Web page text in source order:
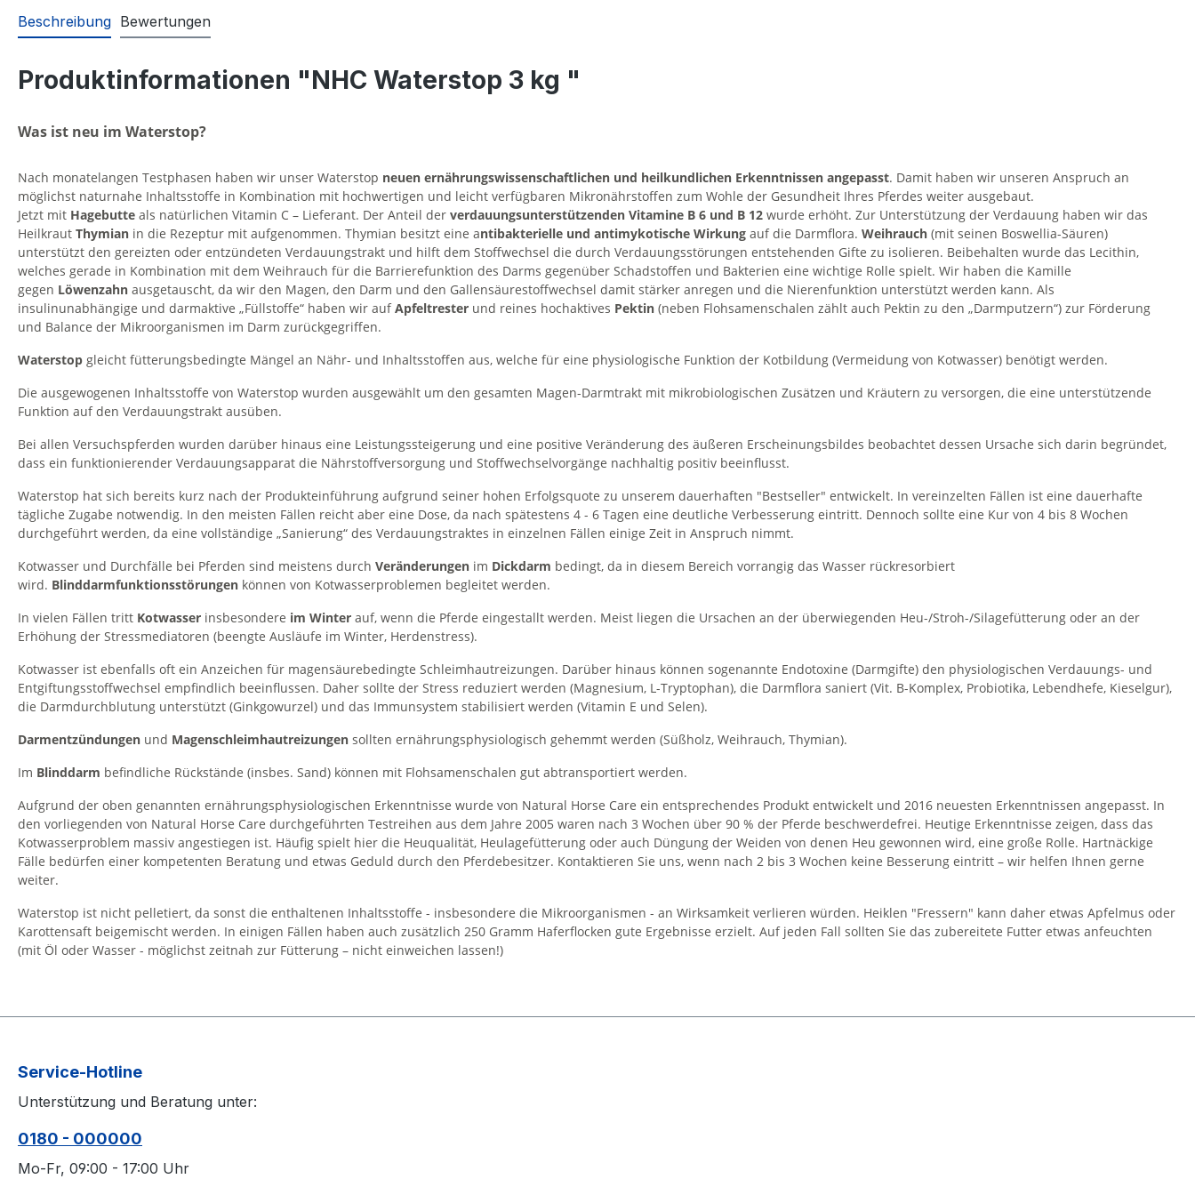
Beschreibung Bewertungen
Produktinformationen "NHC Waterstop 3 kg "
Was ist neu im Waterstop?
Nach monatelangen Testphasen haben wir unser Waterstop neuen ernährungswissenschaftlichen und heilkundlichen Erkenntnissen angepasst. Damit haben wir unseren Anspruch an
möglichst naturnahe Inhaltsstoffe in Kombination mit hochwertigen und leicht verfügbaren Mikronährstoffen zum Wohle der Gesundheit Ihres Pferdes weiter ausgebaut.
Jetzt mit Hagebutte als natürlichen Vitamin C – Lieferant. Der Anteil der verdauungsunterstützenden Vitamine B 6 und B 12 wurde erhöht. Zur Unterstützung der Verdauung haben wir das
Heilkraut Thymian in die Rezeptur mit aufgenommen. Thymian besitzt eine antibakterielle und antimykotische Wirkung auf die Darmflora. Weihrauch (mit seinen Boswellia-Säuren)
unterstützt den gereizten oder entzündeten Verdauungstrakt und hilft dem Stoffwechsel die durch Verdauungsstörungen entstehenden Gifte zu isolieren. Beibehalten wurde das Lecithin,
welches gerade in Kombination mit dem Weihrauch für die Barrierefunktion des Darms gegenüber Schadstoffen und Bakterien eine wichtige Rolle spielt. Wir haben die Kamille
gegen Löwenzahn ausgetauscht, da wir den Magen, den Darm und den Gallensäurestoffwechsel damit stärker anregen und die Nierenfunktion unterstützt werden kann. Als
insulinunabhängige und darmaktive „Füllstoffe“ haben wir auf Apfeltrester und reines hochaktives Pektin (neben Flohsamenschalen zählt auch Pektin zu den „Darmputzern“) zur Förderung
und Balance der Mikroorganismen im Darm zurückgegriffen.
Waterstop gleicht fütterungsbedingte Mängel an Nähr- und Inhaltsstoffen aus, welche für eine physiologische Funktion der Kotbildung (Vermeidung von Kotwasser) benötigt werden.
Die ausgewogenen Inhaltsstoffe von Waterstop wurden ausgewählt um den gesamten Magen-Darmtrakt mit mikrobiologischen Zusätzen und Kräutern zu versorgen, die eine unterstützende
Funktion auf den Verdauungstrakt ausüben.
Bei allen Versuchspferden wurden darüber hinaus eine Leistungssteigerung und eine positive Veränderung des äußeren Erscheinungsbildes beobachtet dessen Ursache sich darin begründet,
dass ein funktionierender Verdauungsapparat die Nährstoffversorgung und Stoffwechselvorgänge nachhaltig positiv beeinflusst.
Waterstop hat sich bereits kurz nach der Produkteinführung aufgrund seiner hohen Erfolgsquote zu unserem dauerhaften "Bestseller" entwickelt. In vereinzelten Fällen ist eine dauerhafte
tägliche Zugabe notwendig. In den meisten Fällen reicht aber eine Dose, da nach spätestens 4 - 6 Tagen eine deutliche Verbesserung eintritt. Dennoch sollte eine Kur von 4 bis 8 Wochen
durchgeführt werden, da eine vollständige „Sanierung“ des Verdauungstraktes in einzelnen Fällen einige Zeit in Anspruch nimmt.
Kotwasser und Durchfälle bei Pferden sind meistens durch Veränderungen im Dickdarm bedingt, da in diesem Bereich vorrangig das Wasser rückresorbiert
wird. Blinddarmfunktionsstörungen können von Kotwasserproblemen begleitet werden.
In vielen Fällen tritt Kotwasser insbesondere im Winter auf, wenn die Pferde eingestallt werden. Meist liegen die Ursachen an der überwiegenden Heu-/Stroh-/Silagefütterung oder an der
Erhöhung der Stressmediatoren (beengte Ausläufe im Winter, Herdenstress).
Kotwasser ist ebenfalls oft ein Anzeichen für magensäurebedingte Schleimhautreizungen. Darüber hinaus können sogenannte Endotoxine (Darmgifte) den physiologischen Verdauungs- und
Entgiftungsstoffwechsel empfindlich beeinflussen. Daher sollte der Stress reduziert werden (Magnesium, L-Tryptophan), die Darmflora saniert (Vit. B-Komplex, Probiotika, Lebendhefe, Kieselgur),
die Darmdurchblutung unterstützt (Ginkgowurzel) und das Immunsystem stabilisiert werden (Vitamin E und Selen).
Darmentzündungen und Magenschleimhautreizungen sollten ernährungsphysiologisch gehemmt werden (Süßholz, Weihrauch, Thymian).
Im Blinddarm befindliche Rückstände (insbes. Sand) können mit Flohsamenschalen gut abtransportiert werden.
Aufgrund der oben genannten ernährungsphysiologischen Erkenntnisse wurde von Natural Horse Care ein entsprechendes Produkt entwickelt und 2016 neuesten Erkenntnissen angepasst. In
den vorliegenden von Natural Horse Care durchgeführten Testreihen aus dem Jahre 2005 waren nach 3 Wochen über 90 % der Pferde beschwerdefrei. Heutige Erkenntnisse zeigen, dass das
Kotwasserproblem massiv angestiegen ist. Häufig spielt hier die Heuqualität, Heulagefütterung oder auch Düngung der Weiden von denen Heu gewonnen wird, eine große Rolle. Hartnäckige
Fälle bedürfen einer kompetenten Beratung und etwas Geduld durch den Pferdebesitzer. Kontaktieren Sie uns, wenn nach 2 bis 3 Wochen keine Besserung eintritt – wir helfen Ihnen gerne
weiter.
Waterstop ist nicht pelletiert, da sonst die enthaltenen Inhaltsstoffe - insbesondere die Mikroorganismen - an Wirksamkeit verlieren würden. Heiklen "Fressern" kann daher etwas Apfelmus oder
Karottensaft beigemischt werden. In einigen Fällen haben auch zusätzlich 250 Gramm Haferflocken gute Ergebnisse erzielt. Auf jeden Fall sollten Sie das zubereitete Futter etwas anfeuchten
(mit Öl oder Wasser - möglichst zeitnah zur Fütterung – nicht einweichen lassen!)
Service-Hotline
Unterstützung und Beratung unter:
0180 - 000000
Mo-Fr, 09:00 - 17:00 Uhr